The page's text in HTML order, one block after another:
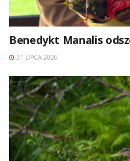
Benedykt Manalis
31 LIPCA 2026